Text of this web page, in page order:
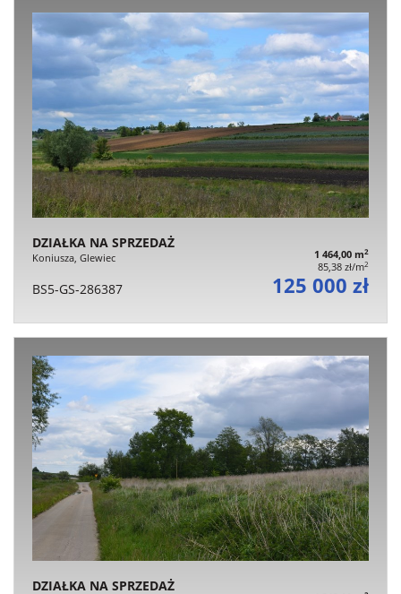
DZIAŁKA NA SPRZEDAŻ
Koniusza, Glewiec 1 464,00 m2
85,38 zł/m2
BS5-GS-286387 125 000 zł
DZIAŁKA NA SPRZEDAŻ